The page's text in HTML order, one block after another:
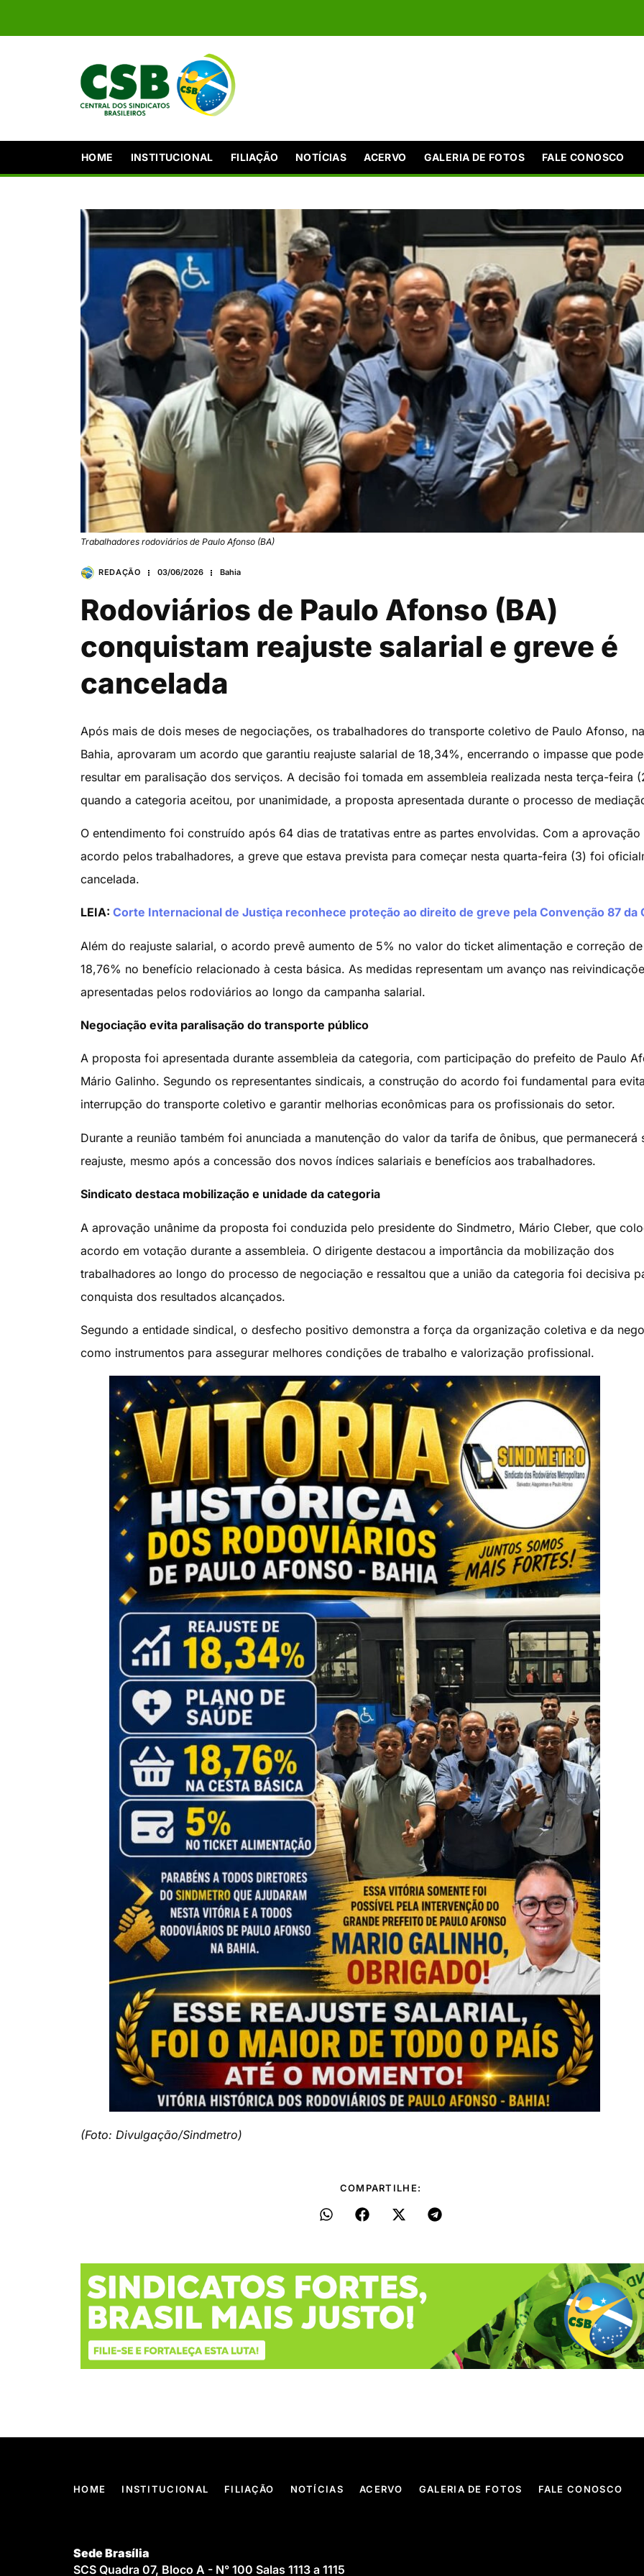
HOME INSTITUCIONAL FILIAÇÃO NOTÍCIAS ACERVO GALERIA DE FOTOS FALE CONOSCO
Trabalhadores rodoviários de Paulo Afonso (BA)
REDAÇÃO 03/06/2026 Bahia
Rodoviários de Paulo Afonso (BA)
conquistam reajuste salarial e greve é
cancelada
Após mais de dois meses de negociações, os trabalhadores do transporte coletivo de Paulo Afonso, na
Bahia, aprovaram um acordo que garantiu reajuste salarial de 18,34%, encerrando o impasse que
resultar em paralisação dos serviços. A decisão foi tomada em assembleia realizada nesta terça-feira
quando a categoria aceitou, por unanimidade, a proposta apresentada durante o processo de
O entendimento foi construído após 64 dias de tratativas entre as partes envolvidas. Com a aprovação
acordo pelos trabalhadores, a greve que estava prevista para começar nesta quarta-feira (3) foi
cancelada.
LEIA: Corte Internacional de Justiça reconhece proteção ao direito de greve pela Convenção 87 da
Além do reajuste salarial, o acordo prevê aumento de 5% no valor do ticket alimentação e correção de
18,76% no benefício relacionado à cesta básica. As medidas representam um avanço nas
apresentadas pelos rodoviários ao longo da campanha salarial.
Negociação evita paralisação do transporte público
A proposta foi apresentada durante assembleia da categoria, com participação do prefeito de Paulo
Mário Galinho. Segundo os representantes sindicais, a construção do acordo foi fundamental para
interrupção do transporte coletivo e garantir melhorias econômicas para os profissionais do setor.
Durante a reunião também foi anunciada a manutenção do valor da tarifa de ônibus, que permanecerá
reajuste, mesmo após a concessão dos novos índices salariais e benefícios aos trabalhadores.
Sindicato destaca mobilização e unidade da categoria
A aprovação unânime da proposta foi conduzida pelo presidente do Sindmetro, Mário Cleber, que
acordo em votação durante a assembleia. O dirigente destacou a importância da mobilização dos
trabalhadores ao longo do processo de negociação e ressaltou que a união da categoria foi decisiva
conquista dos resultados alcançados.
Segundo a entidade sindical, o desfecho positivo demonstra a força da organização coletiva e da
como instrumentos para assegurar melhores condições de trabalho e valorização profissional.
(Foto: Divulgação/Sindmetro)
COMPARTILHE:
HOME INSTITUCIONAL FILIAÇÃO NOTÍCIAS ACERVO GALERIA DE FOTOS FALE CONOSCO
Sede Brasília
SCS Quadra 07, Bloco A - N° 100 Salas 1113 a 1115